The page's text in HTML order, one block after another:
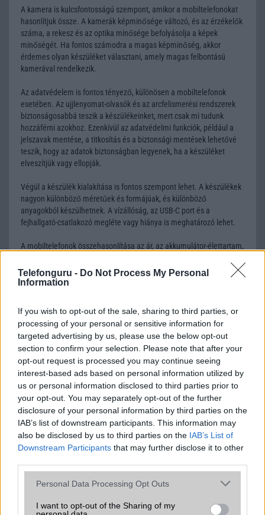
Telefonguru - Do Not Process My Personal
Information
If you wish to opt-out of the sale, sharing to third parties, or
processing of your personal or sensitive information for
targeted advertising by us, please use the below opt-out
section to confirm your selection. Please note that after your
opt-out request is processed you may continue seeing
interest-based ads based on personal information utilized by
us or personal information disclosed to third parties prior to
your opt-out. You may separately opt-out of the further
disclosure of your personal information by third parties on the
IAB’s list of downstream participants. This information may
also be disclosed by us to third parties on the IAB’s List of
Downstream Participants that may further disclose it to other
Please note that this website/app uses one or more Google
not limited to your visit or usage behaviour. You may click to
Personal Data Processing Opt Outs
I want to opt-out of the Sharing of my
A kamera is kulcsfontosságú szempont, amikor a mobiltelefonokat
hasonlítjuk össze. A kamerák képminősége változó, és az érzékelők
száma, a rekesz és az optika minősége befolyásolja a képek
minőségét. Ha fontos számodra a magas képminőség, akkor
érdemes olyan készüléket választani, amely magas felbontású
kamerával rendelkezik.
Az adatvédelem is fontos tényező, különösen a mobiltelefonok
esetében. Az ujjlenyomat-olvasók és az arcfelismerési rendszerek
biztonságosabbá teszik a készülékeinket, mert csak mi tudunk
hozzáférni azokhoz. Ezenkívül az adatvédelmi funkciók, például a
jelszavak mentése, a titkosítás és a biztonsági mentések lehetővé
teszik, hogy az adatok biztonságban legyenek, ha a készüléket
elveszítjük vagy ellopják.
Végül a készülék kialakítása is fontos szempont lehet. A készülékek
nagyon különböző méretűek és formájúak, és különböző
anyagokból készülhetnek. A vízállóság, az USB-C port és a
fejhallgató-csatlakozó megléte vagy hiánya is meghatározó lehet.
A mobiltelefonok összehasonlítása az ár, az akkumulátor-élettartam,
kialakítás szempontjából döntő fontosságú lehet. Ezek a
szempontok kritikusak ahhoz, hogy megtaláljuk azokat a
Végül azt is fontos tudni, hogy a mobiltelefonok összehasonlítása
során minden felhasználó egyéni preferenciákkal rendelkezik, így a
választásuk eltérhet. Azonban azok, akik számára fontos a nagyobb
kijelző, hosszabb üzemidő, hatékony
MOBILTELEFON MÁRKÁK
Apple
Huawei